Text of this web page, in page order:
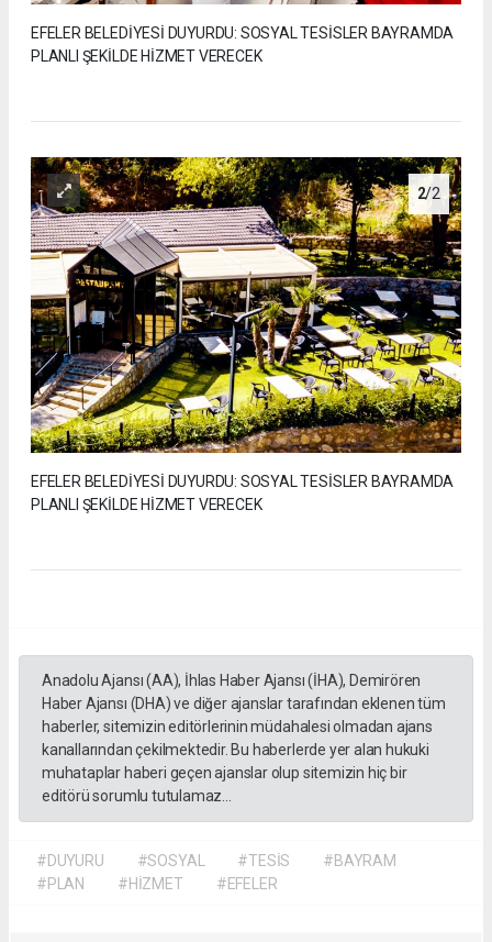
EFELER BELEDİYESİ DUYURDU: SOSYAL TESİSLER BAYRAMDA
PLANLI ŞEKİLDE HİZMET VERECEK
2/2
EFELER BELEDİYESİ DUYURDU: SOSYAL TESİSLER BAYRAMDA
PLANLI ŞEKİLDE HİZMET VERECEK
Anadolu Ajansı (AA), İhlas Haber Ajansı (İHA), Demirören
Haber Ajansı (DHA) ve diğer ajanslar tarafından eklenen tüm
haberler, sitemizin editörlerinin müdahalesi olmadan ajans
kanallarından çekilmektedir. Bu haberlerde yer alan hukuki
muhataplar haberi geçen ajanslar olup sitemizin hiç bir
editörü sorumlu tutulamaz...
#DUYURU #SOSYAL #TESİS
#BAYRAM
#PLAN
#HİZMET #EFELER